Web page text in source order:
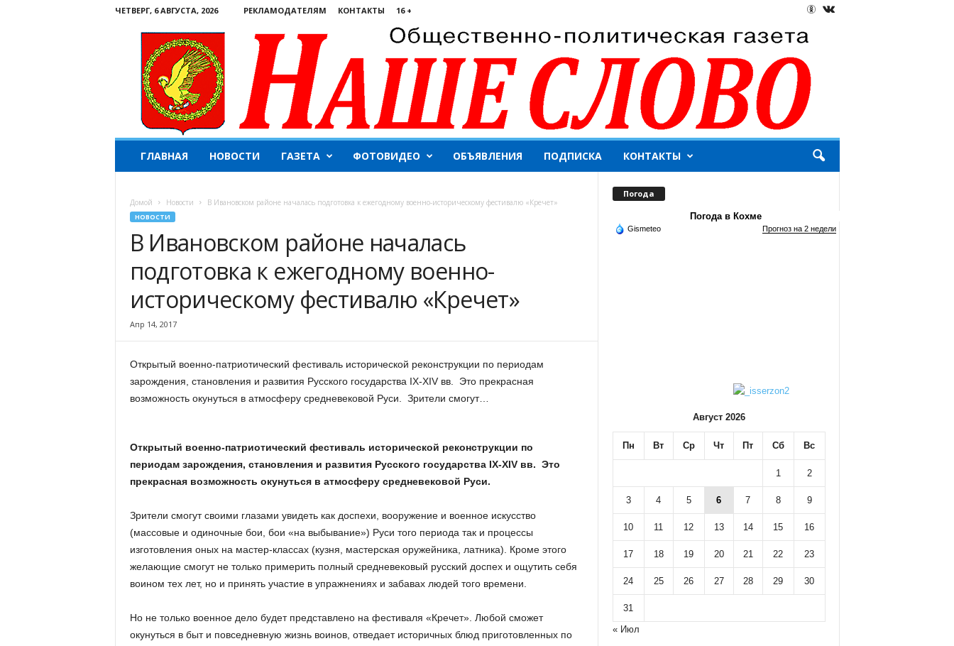
ЧЕТВЕРГ, 6 АВГУСТА, 2026 РЕКЛАМОДАТЕЛЯМ КОНТАКТЫ 16 +
ш
м
ГЛАВНАЯ НОВОСТИ ГАЗЕТА ФОТОВИДЕО ОБЪЯВЛЕНИЯ ПОДПИСКА КОНТАКТЫ
Домой Новости В Ивановском районе началась подготовка к ежегодному военно-историческому фестивалю «Кречет»
НОВОСТИ
В Ивановском районе началась
подготовка к ежегодному военно-
историческому фестивалю «Кречет»
Апр 14, 2017
Открытый военно-патриотический фестиваль исторической реконструкции по периодам
зарождения, становления и развития Русского государства IX-XIV вв. Это прекрасная
возможность окунуться в атмосферу средневековой Руси. Зрители смогут…
Открытый военно-патриотический фестиваль исторической реконструкции по
периодам зарождения, становления и развития Русского государства IX-XIV вв. Это
прекрасная возможность окунуться в атмосферу средневековой Руси.
Зрители смогут своими глазами увидеть как доспехи, вооружение и военное искусство
(массовые и одиночные бои, бои «на выбывание») Руси того периода так и процессы
изготовления оных на мастер-классах (кузня, мастерская оружейника, латника). Кроме этого
желающие смогут не только примерить полный средневековый русский доспех и ощутить себя
воином тех лет, но и принять участие в упражнениях и забавах людей того времени.
Но не только военное дело будет представлено на фестиваля «Кречет». Любой сможет
окунуться в быт и повседневную жизнь воинов, отведает историчных блюд приготовленных по
Погода
Погода в Кохме
Gismeteo Прогноз на 2 недели
Август 2026
Пн Вт Ср Чт Пт Сб Вс
1 2
3 4 5 6 7 8 9
10 11 12 13 14 15 16
17 18 19 20 21 22 23
24 25 26 27 28 29 30
31
« Июл